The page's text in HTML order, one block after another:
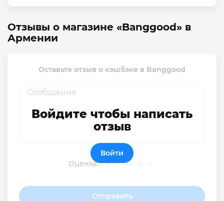
Отзывы о магазине «Banggood» в
Армении
Оставьте отзыв о кэшбэке в Banggood
Оценка:
Отправить
Войдите чтобы написать
отзыв
Войти